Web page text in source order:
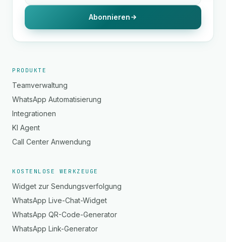
Abonnieren
PRODUKTE
Teamverwaltung
WhatsApp Automatisierung
Integrationen
KI Agent
Call Center Anwendung
KOSTENLOSE WERKZEUGE
Widget zur Sendungsverfolgung
WhatsApp Live-Chat-Widget
WhatsApp QR-Code-Generator
WhatsApp Link-Generator